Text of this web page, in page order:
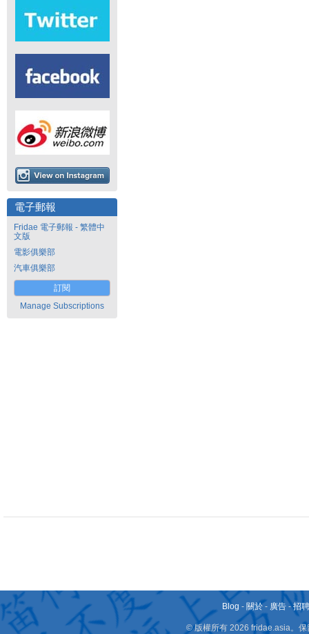
電子郵報
Fridae 電子郵報 - 繁體中
文版
電影俱樂部
汽車俱樂部
訂閱
Manage Subscriptions
Blog - 關於 - 廣告 -招
© 版權所有 2026 fridae.asia。